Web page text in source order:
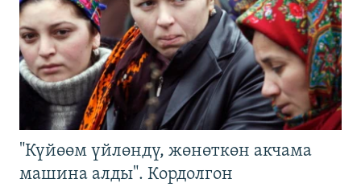
"Күйөөм үйлөндү, жөнөткөн акчама
машина алды". Кордолгон